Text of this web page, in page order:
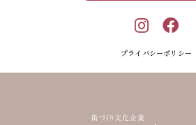
プライバシーポリシー